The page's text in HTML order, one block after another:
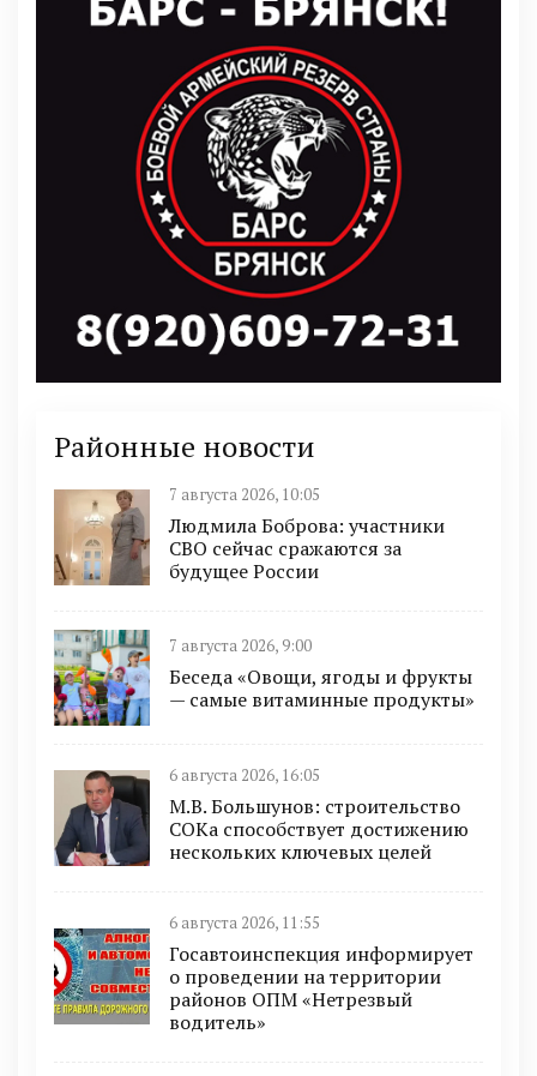
Районные новости
7 августа 2026, 10:05
Людмила Боброва: участники
СВО сейчас сражаются за
будущее России
7 августа 2026, 9:00
Беседа «Овощи, ягоды и фрукты
— самые витаминные продукты»
6 августа 2026, 16:05
М.В. Большунов: строительство
СОКа способствует достижению
нескольких ключевых целей
6 августа 2026, 11:55
Госавтоинспекция информирует
о проведении на территории
районов ОПМ «Нетрезвый
водитель»